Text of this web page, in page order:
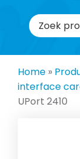
Zoeken
naar:
Home »
interface
UPort 2410